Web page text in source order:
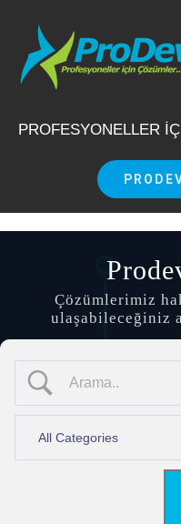
content
PROFESYONELLER
Çözümlerimiz
ulaşabileceğiniz